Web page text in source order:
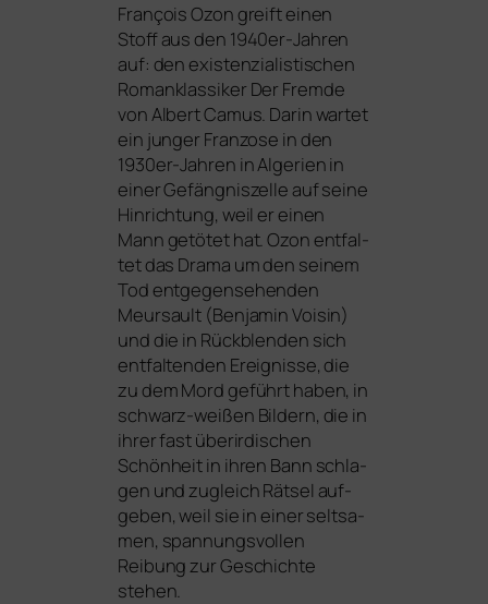
François Ozon greift einen
Stoff aus den 1940er-Jahren
auf: den exis­ten­zia­lis­ti­schen
Romanklassiker Der Fremde
von Albert Camus. Darin war­tet
ein jun­ger Franzose in den
1930er-Jahren in Algerien in
einer Gefängniszelle auf sei­ne
Hinrichtung, weil er einen
Mann getö­tet hat. Ozon ent­fal­
tet das Drama um den sei­nem
Tod ent­ge­gen­se­hen­den
Meursault (Benjamin Voisin)
und die in Rückblenden sich
ent­fal­ten­den Ereignisse, die
zu dem Mord geführt haben, in
schwarz-wei­ßen Bildern, die in
ihrer fast über­ir­di­schen
Schönheit in ihren Bann schla­
gen und zugleich Rätsel auf­
ge­ben, weil sie in einer selt­sa­
men, span­nungs­vol­len
Reibung zur Geschichte
stehen.